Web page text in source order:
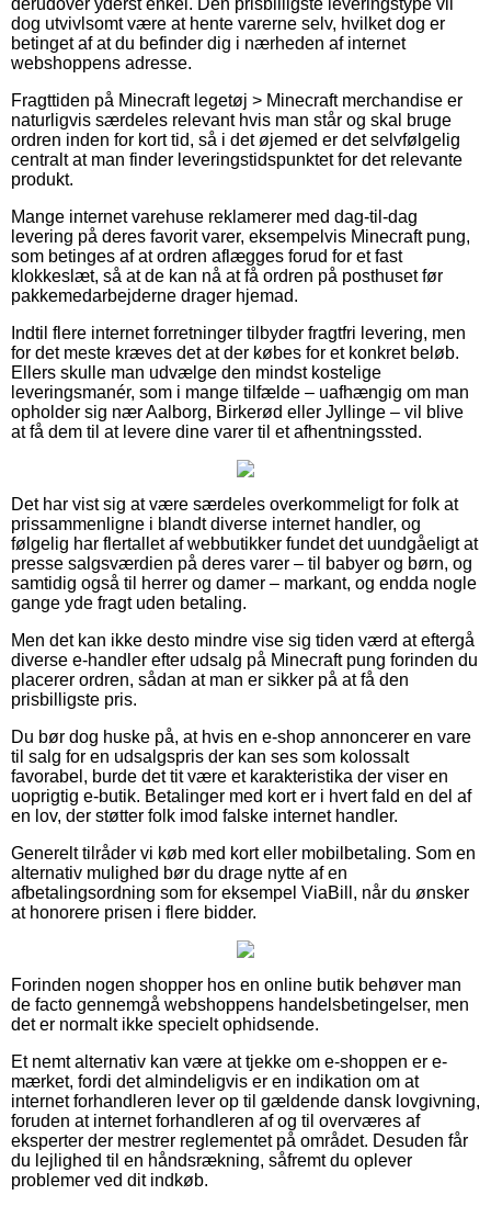
dog utvivlsomt være at hente varerne selv, hvilket dog er
betinget af at du befinder dig i nærheden af internet
webshoppens adresse.
Fragttiden på Minecraft legetøj > Minecraft merchandise er
naturligvis særdeles relevant hvis man står og skal bruge
ordren inden for kort tid, så i det øjemed er det selvfølgelig
centralt at man finder leveringstidspunktet for det relevante
produkt.
Mange internet varehuse reklamerer med dag-til-dag
levering på deres favorit varer, eksempelvis Minecraft pung,
som betinges af at ordren aflægges forud for et fast
klokkeslæt, så at de kan nå at få ordren på posthuset før
pakkemedarbejderne drager hjemad.
Indtil flere internet forretninger tilbyder fragtfri levering, men
for det meste kræves det at der købes for et konkret beløb.
Ellers skulle man udvælge den mindst kostelige
leveringsmanér, som i mange tilfælde – uafhængig om man
opholder sig nær Aalborg, Birkerød eller Jyllinge – vil blive
at få dem til at levere dine varer til et afhentningssted.
Det har vist sig at være særdeles overkommeligt for folk at
prissammenligne i blandt diverse internet handler, og
følgelig har flertallet af webbutikker fundet det uundgåeligt at
presse salgsværdien på deres varer – til babyer og børn, og
samtidig også til herrer og damer – markant, og endda nogle
gange yde fragt uden betaling.
Men det kan ikke desto mindre vise sig tiden værd at eftergå
diverse e-handler efter udsalg på Minecraft pung forinden du
placerer ordren, sådan at man er sikker på at få den
prisbilligste pris.
Du bør dog huske på, at hvis en e-shop annoncerer en vare
til salg for en udsalgspris der kan ses som kolossalt
favorabel, burde det tit være et karakteristika der viser en
uoprigtig e-butik. Betalinger med kort er i hvert fald en del af
en lov, der støtter folk imod falske internet handler.
Generelt tilråder vi køb med kort eller mobilbetaling. Som en
alternativ mulighed bør du drage nytte af en
afbetalingsordning som for eksempel ViaBill, når du ønsker
at honorere prisen i flere bidder.
Forinden nogen shopper hos en online butik behøver man
de facto gennemgå webshoppens handelsbetingelser, men
det er normalt ikke specielt ophidsende.
Et nemt alternativ kan være at tjekke om e-shoppen er e-
mærket, fordi det almindeligvis er en indikation om at
internet forhandleren lever op til gældende dansk lovgivning,
foruden at internet forhandleren af og til overværes af
eksperter der mestrer reglementet på området. Desuden får
du lejlighed til en håndsrækning, såfremt du oplever
problemer ved dit indkøb.